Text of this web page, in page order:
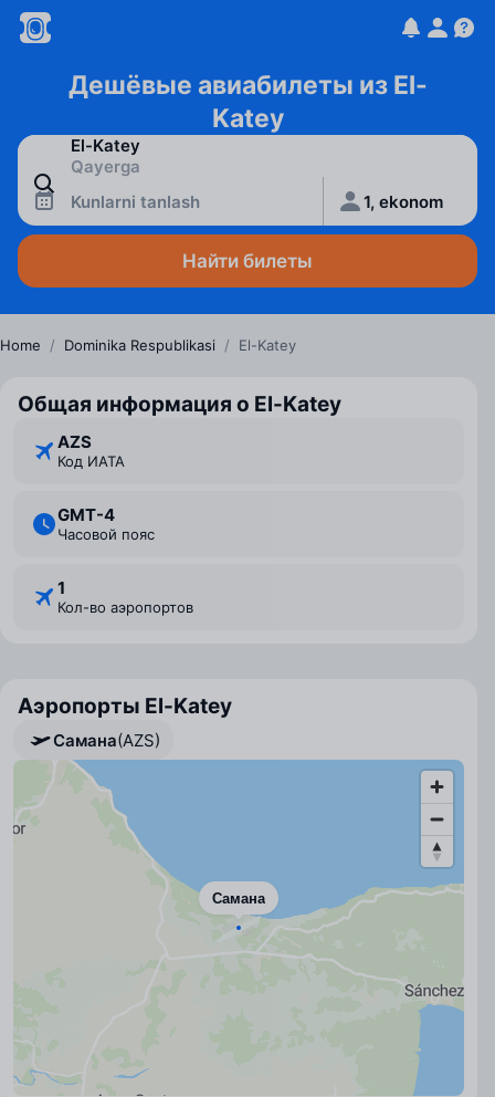
Дешёвые авиабилеты из El-
Katey
Kunlarni tanlash 1, ekonom
Найти билеты
Home / Dominika Respublikasi / El-Katey
Общая информация о El-Katey
AZS
Код ИАТА
GMT-4
Часовой пояс
1
Кол-во аэропортов
Аэропорты El-Katey
Самана(AZS)
Самана